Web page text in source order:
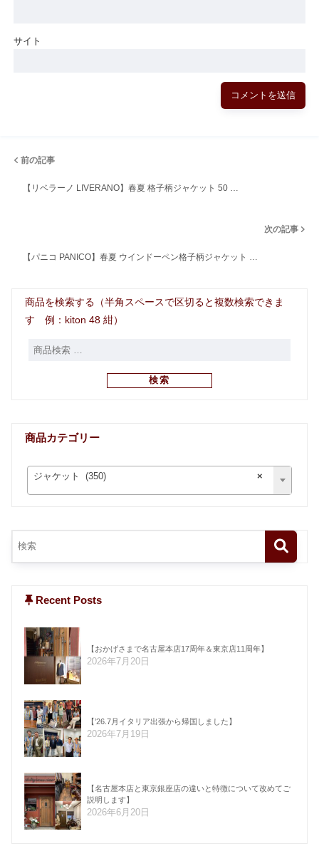
サイト
前の記事
【リベラーノ LIVERANO】春夏 格子柄ジャケット 50 …
次の記事
【パニコ PANICO】春夏 ウインドーペン格子柄ジャケット …
商品を検索する（半角スペースで区切ると複数検索できま
す 例：kiton 48 紺）
検索
商品カテゴリー
×
ジャケット (350)
Recent Posts
【おかげさまで名古屋本店17周年＆東京店11周年】
2026年7月20日
【’26.7月イタリア出張から帰国しました】
2026年7月19日
【名古屋本店と東京銀座店の違いと特徴について改めてご
説明します】
2026年6月20日